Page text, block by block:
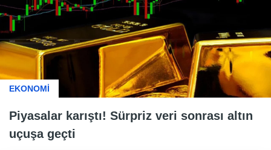
EKONOMİ
Piyasalar karıştı! Sürpriz veri sonrası altın
uçuşa geçti